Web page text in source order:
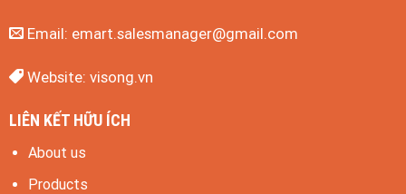
Email: emart.salesmanager@gmail.com
Website: visong.vn
LIÊN KẾT HỮU ÍCH
About us
Products